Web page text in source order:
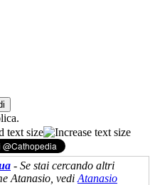
- Se stai cercando altri
Atanasio, vedi Atanasio